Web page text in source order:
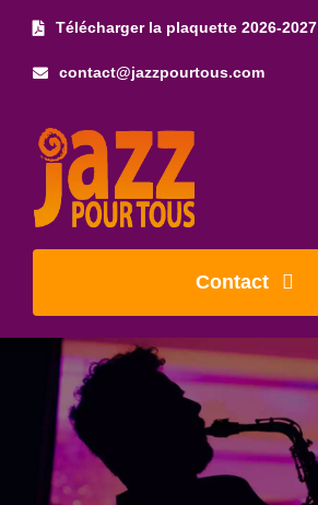
Skip
Télécharger la plaquette 2026-2027
contact@jazzpourtous.com
L’association
Les concerts
Photos
Contact